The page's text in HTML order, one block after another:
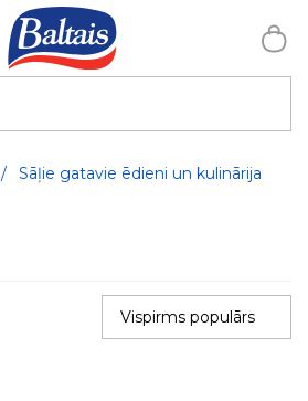
/
Sāļie gatavie ēdieni un kulinārija